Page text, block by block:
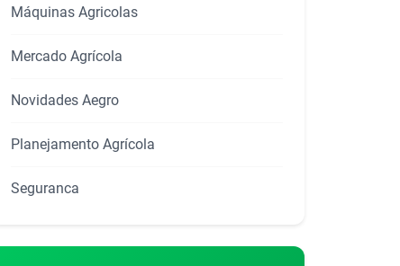
Máquinas Agricolas
Mercado Agrícola
Novidades Aegro
Planejamento Agrícola
Seguranca